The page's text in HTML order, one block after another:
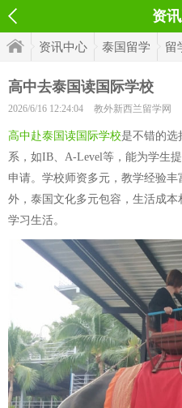
资
资讯中心 泰国留学 留
高中去泰国读国际学校
2026/6/16 12:24:04 教外新西兰留学网
高中赴泰国读国际学校是不错的选
系，如IB、A-Level等，能为学生
申请。学校师资多元，教学经验
外，泰国文化多元包容，生活成
学习生活。